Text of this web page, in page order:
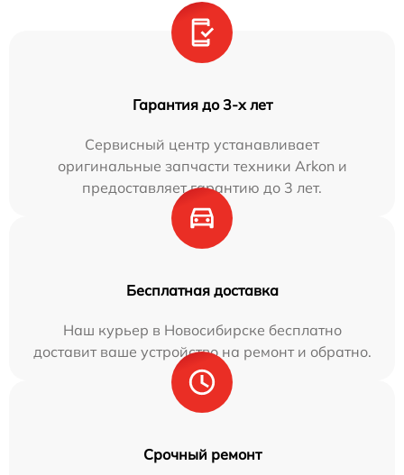
Гарантия до 3-х лет
Сервисный центр устанавливает
оригинальные запчасти техники Arkon и
предоставляет гарантию до 3 лет.
Бесплатная доставка
Наш курьер в Новосибирске бесплатно
доставит ваше устройство на ремонт и обратно.
Срочный ремонт